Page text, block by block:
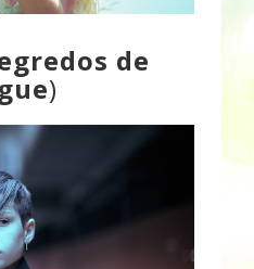
de
)